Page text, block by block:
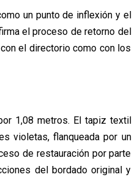
un punto de inflexión y el
el proceso de retorno del
el directorio como con los
1,08 metros. El tapiz textil
violetas, flanqueada por un
de restauración por parte
del bordado original y